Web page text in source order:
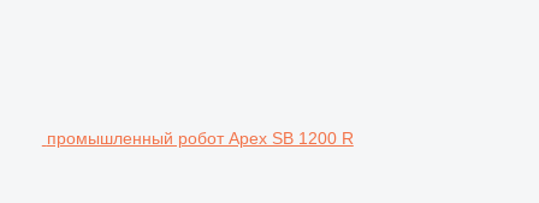
промышленный робот Apex SB 1200 R